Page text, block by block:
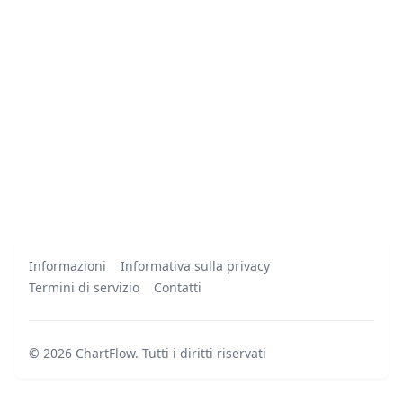
Informazioni
Informativa sulla privacy
Termini di servizio
Contatti
© 2026 ChartFlow. Tutti i diritti riservati